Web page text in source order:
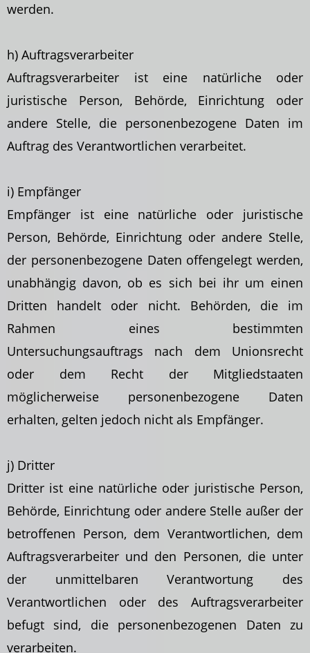
werden.
h) Auftragsverarbeiter
Auftragsverarbeiter ist eine natürliche oder
juristische Person, Behörde, Einrichtung oder
andere Stelle, die personenbezogene Daten im
Auftrag des Verantwortlichen verarbeitet.
i) Empfänger
Empfänger ist eine natürliche oder juristische
Person, Behörde, Einrichtung oder andere Stelle,
der personenbezogene Daten offengelegt werden,
unabhängig davon, ob es sich bei ihr um einen
Dritten handelt oder nicht. Behörden, die im
Rahmen eines bestimmten
Untersuchungsauftrags nach dem Unionsrecht
oder dem Recht der Mitgliedstaaten
möglicherweise personenbezogene Daten
erhalten, gelten jedoch nicht als Empfänger.
j) Dritter
Dritter ist eine natürliche oder juristische Person,
Behörde, Einrichtung oder andere Stelle außer der
betroffenen Person, dem Verantwortlichen, dem
Auftragsverarbeiter und den Personen, die unter
der unmittelbaren Verantwortung des
Verantwortlichen oder des Auftragsverarbeiter
befugt sind, die personenbezogenen Daten zu
verarbeiten.